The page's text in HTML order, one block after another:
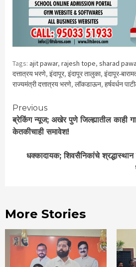
Tags: ajit pawar, rajesh tope, sharad
दत्तात्रय भरणे, इंदापूर, इंदापूर तालुका, इंदापूर-
राज्यमंत्री दत्तात्रय भरणे, लॉकडाऊन, हर्षवर्धन
Continue
Reading
Previous
ब्रेकिंग न्यूज; अखेर पुणे जिल्ह्यातील काही
केतकीचाही समावेश!
धक्कादायक; शिवसैनिकांचे श्रद्धास्थान
More Stories